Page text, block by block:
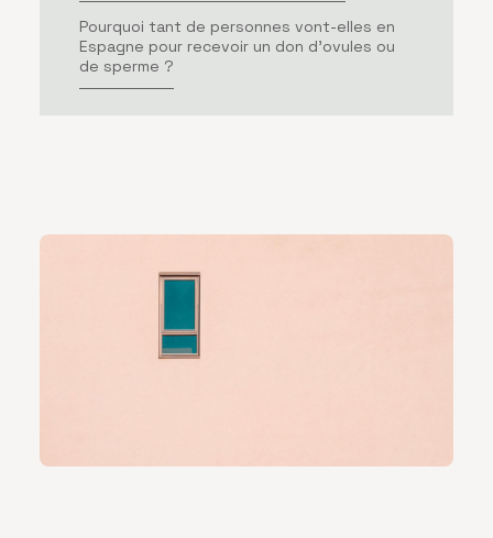
Pourquoi tant de personnes vont-elles en
Espagne pour recevoir un don d'ovules ou
de sperme ?